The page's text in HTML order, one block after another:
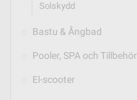
Solskydd
Bastu & Ångbad
Pooler, SPA och Tillbehör
El-scooter